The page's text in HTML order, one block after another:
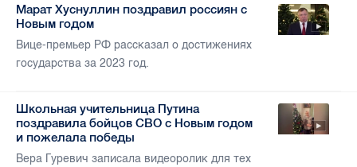
Марат Хуснуллин поздравил россиян с
Новым годом
Вице-премьер РФ рассказал о достижениях
государства за 2023 год.
Школьная учительница Путина
поздравила бойцов СВО с Новым годом
и пожелала победы
Вера Гуревич записала видеоролик для тех